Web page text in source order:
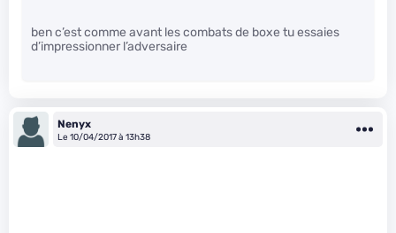
ben c’est comme avant les combats de boxe tu essaies
d’impressionner l’adversaire
Nenyx
Le 10/04/2017 à 13h38